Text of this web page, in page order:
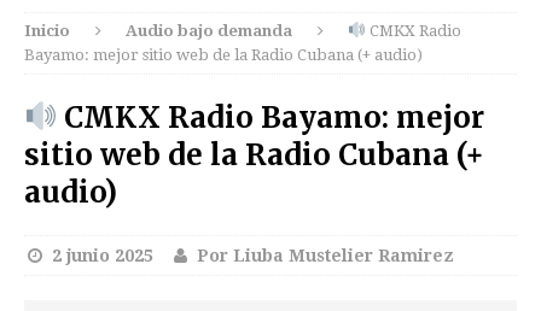
Inicio Audio bajo demanda
CMKX Radio
Bayamo: mejor sitio web de la Radio Cubana (+ audio)
CMKX Radio Bayamo: mejor
sitio web de la Radio Cubana (+
audio)
2 junio 2025 Por Liuba Mustelier Ramirez